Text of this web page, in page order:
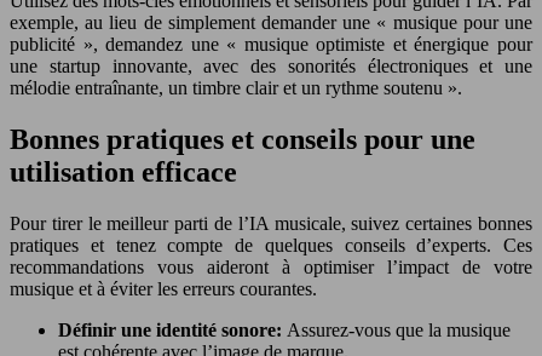
exemple, au lieu de simplement demander une « musique pour une
publicité », demandez une « musique optimiste et énergique pour
une startup innovante, avec des sonorités électroniques et une
mélodie entraînante, un timbre clair et un rythme soutenu ».
Bonnes pratiques et conseils pour une
utilisation efficace
Pour tirer le meilleur parti de l’IA musicale, suivez certaines bonnes
pratiques et tenez compte de quelques conseils d’experts. Ces
recommandations vous aideront à optimiser l’impact de votre
musique et à éviter les erreurs courantes.
Définir une identité sonore: Assurez-vous que la musique
est cohérente avec l’image de marque.